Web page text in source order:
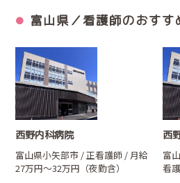
富山県／看護師のおすす
西野内科病院
富山県小矢部市 / 正看護師 / 月給
27万円～32万円（夜勤含）
西
富
看